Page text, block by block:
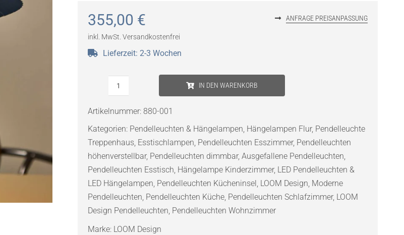
355,00 €
inkl. MwSt. Versandkostenfrei
ANFRAGE PREISANPASSUNG
Lieferzeit: 2-3 Wochen
SO
Pendelleuchte
Dark
Blue
Menge
IN DEN WARENKORB
Artikelnummer: 880-001
Kategorien: Pendelleuchten & Hängelampen, Hängelampen Flur, Pendelleuchte
Treppenhaus, Esstischlampen, Pendelleuchten Esszimmer, Pendelleuchten
höhenverstellbar, Pendelleuchten dimmbar, Ausgefallene Pendelleuchten,
Pendelleuchten Esstisch, Hängelampe Kinderzimmer, LED Pendelleuchten &
LED Hängelampen, Pendelleuchten Kücheninsel , LOOM Design, Moderne
Pendelleuchten, Pendelleuchten Küche, Pendelleuchten Schlafzimmer, LOOM
Design Pendelleuchten, Pendelleuchten Wohnzimmer
Marke: LOOM Design